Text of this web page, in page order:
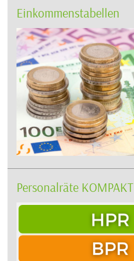
Einkommenstabellen
Personalräte KOMPAKT